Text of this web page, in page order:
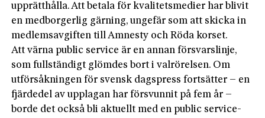
upprätthålla. Att betala för kvalitetsmedier har blivit
en medborgerlig gärning, ungefär som att skicka in
medlemsavgiften till Amnesty och Röda korset.
Att värna public service är en annan försvarslinje,
som fullständigt glömdes bort i valrörelsen. Om
utförsåkningen för svensk dagspress fortsätter – en
fjärdedel av upplagan har försvunnit på fem år –
borde det också bli aktuellt med en public service-